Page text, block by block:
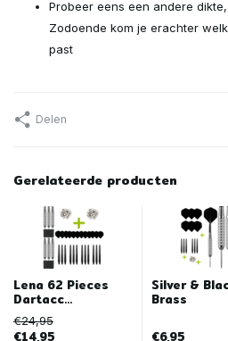
Probeer eens een andere
Zodoende kom je erachter
past
Delen
Gerelateerde producten
Lena 62 Pieces
Dartacc...
€24,95
€14,95
Silver &
Brass
€6,95